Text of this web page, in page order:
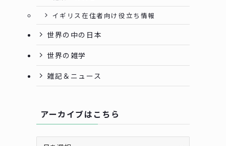
イギリス在住者向け役立ち情報
世界の中の日本
世界の雑学
雑記＆ニュース
アーカイブはこちら